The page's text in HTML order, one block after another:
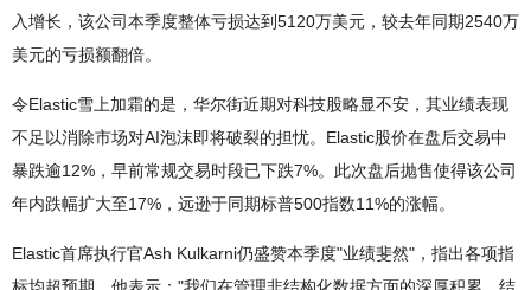
入增长，该公司本季度整体亏损达到5120万美元，较去年同期2540万
美元的亏损额翻倍。
令Elastic雪上加霜的是，华尔街近期对科技股略显不安，其业绩表现
不足以消除市场对AI泡沫即将破裂的担忧。Elastic股价在盘后交易中
暴跌逾12%，早前常规交易时段已下跌7%。此次盘后抛售使得该公司
年内跌幅扩大至17%，远逊于同期标普500指数11%的涨幅。
Elastic首席执行官Ash Kulkarni仍盛赞本季度"业绩斐然"，指出各项指